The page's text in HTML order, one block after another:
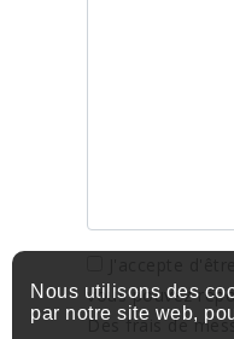
vous pouvez
Des frais de
Nous utilisons des
par notre site web,